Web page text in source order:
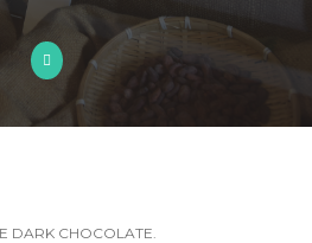
DARK CHOCOLATE.